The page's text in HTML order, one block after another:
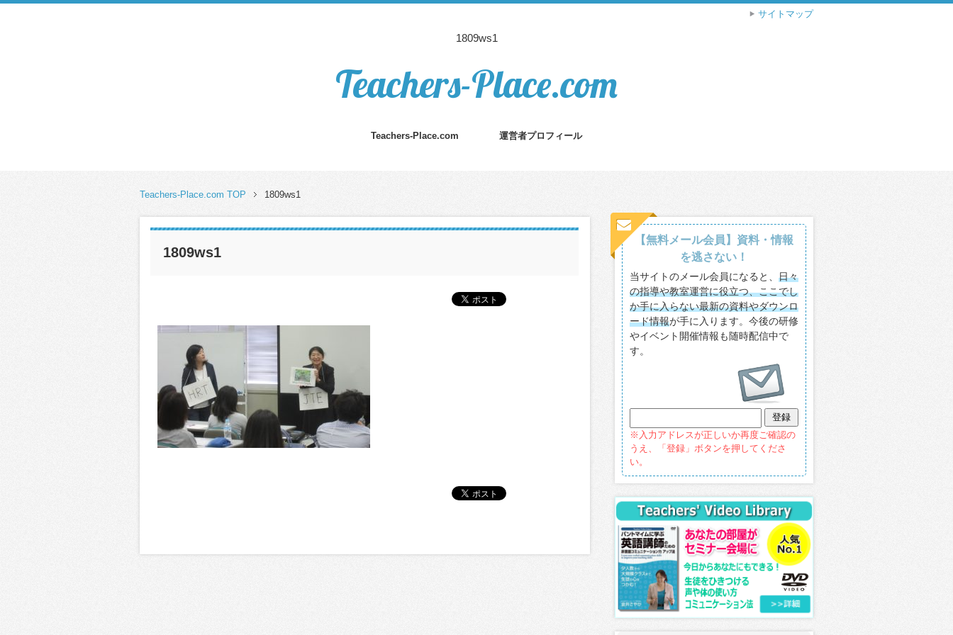
1809ws1
Teachers-Place.com
Teachers-Place.com 運営者プロフィール
Teachers-Place.com TOP 1809ws1
1809ws1
【無料メール会員】資料・情報
を逃さない！
当サイトのメール会員になると、 日々
の指導や教室運営に役立つ、ここでし
か手に入らない最新の資料やダウンロ
ード情報が手に入ります。今後の研修
やイベント開催情報も随時配信中で
す。
※入力アドレスが正しいか再度ご確認の
うえ、「登録」ボタンを押してくださ
い。
サイトマップ